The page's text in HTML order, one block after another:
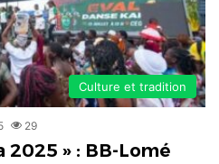
Culture et tradition
29
2025 » : BB-Lomé